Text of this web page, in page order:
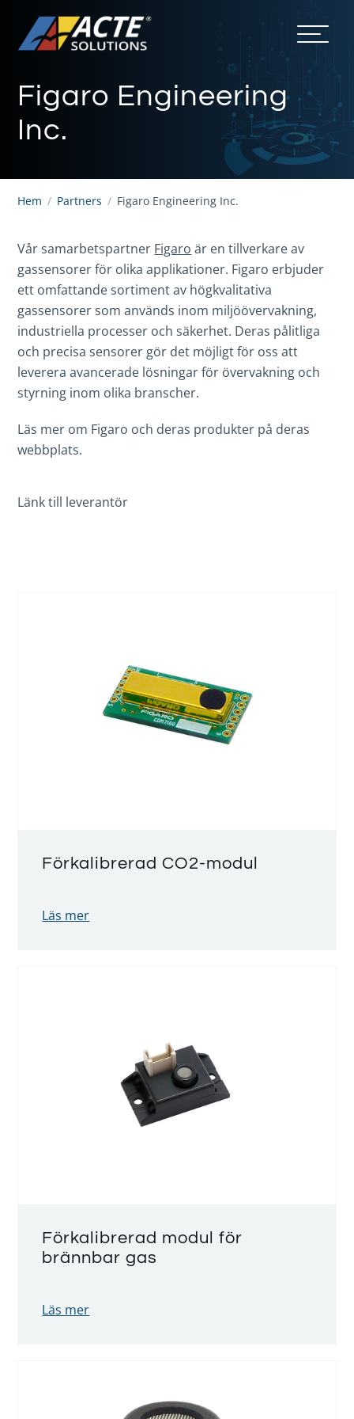
Figaro Engineering
Inc.
Hem / Partners / Figaro Engineering Inc.
Vår samarbetspartner Figaro är en tillverkare av
gassensorer för olika applikationer. Figaro erbjuder
ett omfattande sortiment av högkvalitativa
gassensorer som används inom miljöövervakning,
industriella processer och säkerhet. Deras pålitliga
och precisa sensorer gör det möjligt för oss att
leverera avancerade lösningar för övervakning och
styrning inom olika branscher.
Läs mer om Figaro och deras produkter på deras
webbplats.
Länk till leverantör
Förkalibrerad CO2-modul
Läs mer
Förkalibrerad modul för
brännbar gas
Läs mer